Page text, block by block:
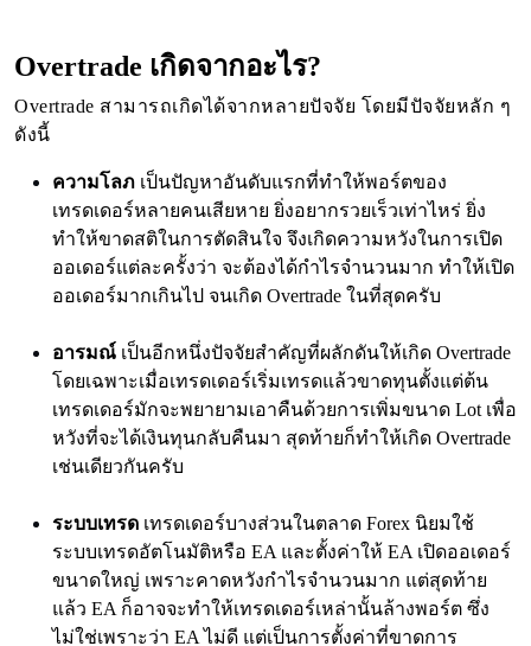
Overtrade เกิดจากอะไร?
Overtrade สามารถเกิดได้จากหลายปัจจัย โดยมีปัจจัยหลัก ๆ
ดังนี้
ความโลภ เป็นปัญหาอันดับแรกที่ทำให้พอร์ตของ
เทรดเดอร์หลายคนเสียหาย ยิ่งอยากรวยเร็วเท่าไหร่ ยิ่ง
ทำให้ขาดสติในการตัดสินใจ จึงเกิดความหวังในการเปิด
ออเดอร์แต่ละครั้งว่า จะต้องได้กำไรจำนวนมาก ทำให้เปิด
ออเดอร์มากเกินไป จนเกิด Overtrade ในที่สุดครับ
อารมณ์ เป็นอีกหนึ่งปัจจัยสำคัญที่ผลักดันให้เกิด Overtrade
โดยเฉพาะเมื่อเทรดเดอร์เริ่มเทรดแล้วขาดทุนตั้งแต่ต้น
เทรดเดอร์มักจะพยายามเอาคืนด้วยการเพิ่มขนาด Lot เพื่อ
หวังที่จะได้เงินทุนกลับคืนมา สุดท้ายก็ทำให้เกิด Overtrade
เช่นเดียวกันครับ
ระบบเทรด เทรดเดอร์บางส่วนในตลาด Forex นิยมใช้
ระบบเทรดอัตโนมัติหรือ EA และตั้งค่าให้ EA เปิดออเดอร์
ขนาดใหญ่ เพราะคาดหวังกำไรจำนวนมาก แต่สุดท้าย
แล้ว EA ก็อาจจะทำให้เทรดเดอร์เหล่านั้นล้างพอร์ต ซึ่ง
ไม่ใช่เพราะว่า EA ไม่ดี แต่เป็นการตั้งค่าที่ขาดการ